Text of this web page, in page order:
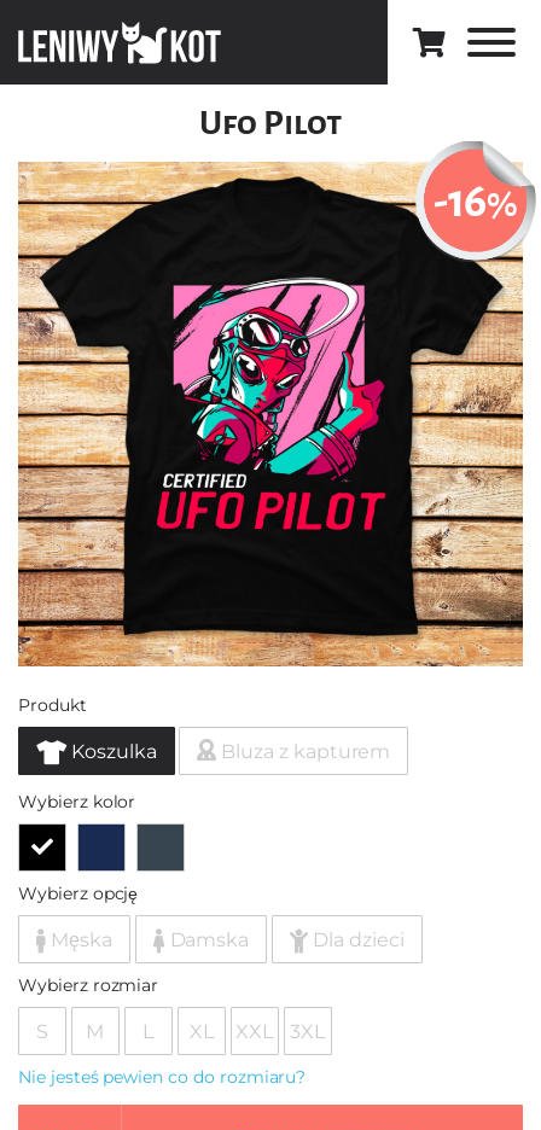
Ufo Pilot
-16%
Produkt
Koszulka Bluza z kapturem
Wybierz kolor
Wybierz opcję
Męska Damska Dla dzieci
Wybierz rozmiar
S M L XL XXL 3XL
Nie jesteś pewien co do rozmiaru?